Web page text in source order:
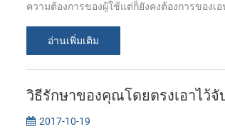
ความต้องการของผู้ใช้แต่ก็ยังคงต้องการของเ
อ่านเพิ่มเติม
วิธีรักษาของคุณโดยตรงเอาไว้
2017-10-19